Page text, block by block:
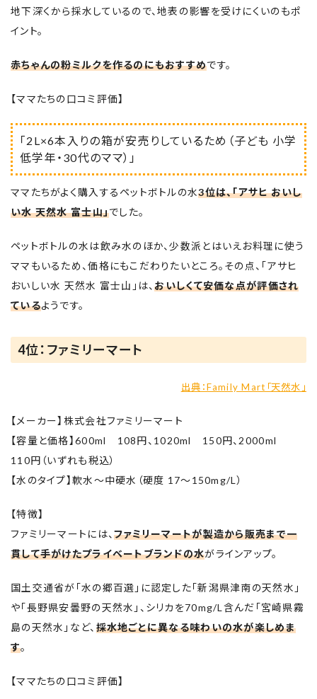
地下深くから採水しているので、地表の影響を受けにくいのもポ
イント。
赤ちゃんの粉ミルクを作るのにもおすすめです。
【ママたちの口コミ評価】
「2L×6本入りの箱が安売りしているため（子ども 小学
低学年・30代のママ）」
ママたちがよく購入するペットボトルの水3位は、「アサヒ おいし
い水 天然水 富士山」でした。
ペットボトルの水は飲み水のほか、少数派とはいえお料理に使う
ママもいるため、価格にもこだわりたいところ。その点、「アサヒ
おいしい水 天然水 富士山」は、おいしくて安価な点が評価され
ているようです。
4位：ファミリーマート
出典：Family Mart「天然水」
【メーカー】株式会社ファミリーマート
【容量と価格】600ml 108円、1020ml 150円、2000ml
110円（いずれも税込）
【水のタイプ】軟水～中硬水（硬度 17～150mg/L）
【特徴】
ファミリーマートには、ファミリーマートが製造から販売まで一
貫して手がけたプライベートブランドの水がラインアップ。
国土交通省が「水の郷百選」に認定した「新潟県津南の天然水」
や「長野県安曇野の天然水」、シリカを70mg/L含んだ「宮崎県霧
島の天然水」など、 採水地ごとに異なる味わいの水が楽しめま
す。
【ママたちの口コミ評価】